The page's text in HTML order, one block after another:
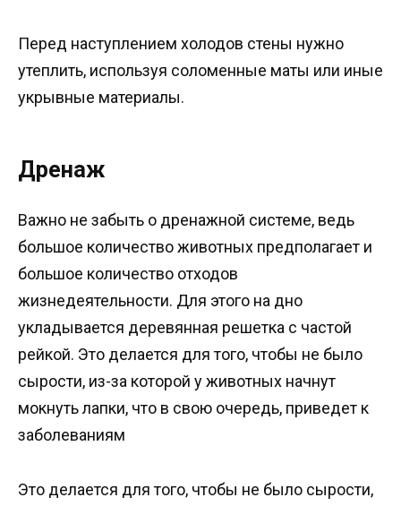
Перед наступлением холодов стены нужно
утеплить, используя соломенные маты или иные
укрывные материалы.
Дренаж
Важно не забыть о дренажной системе, ведь
большое количество животных предполагает и
большое количество отходов
жизнедеятельности. Для этого на дно
укладывается деревянная решетка с частой
рейкой. Это делается для того, чтобы не было
сырости, из-за которой у животных начнут
мокнуть лапки, что в свою очередь, приведет к
заболеваниям
Это делается для того, чтобы не было сырости,